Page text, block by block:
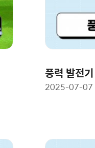
풍력 발전
2025-07-07